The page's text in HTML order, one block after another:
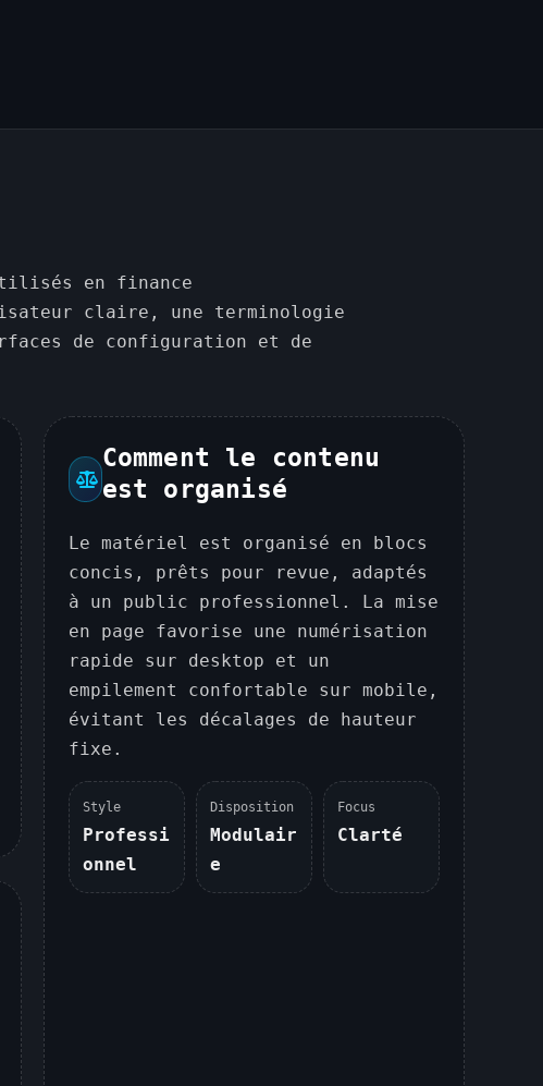
en finance
claire, une terminologie
de configuration et de
Comment le contenu
est organisé
Le matériel est organisé en blocs
concis, prêts pour revue, adaptés
à un public professionnel. La mise
en page favorise une numérisation
rapide sur desktop et un
empilement confortable sur mobile,
évitant les décalages de hauteur
fixe.
Style
Professi
onnel
Disposition
Modulair
e
Focus
Clarté